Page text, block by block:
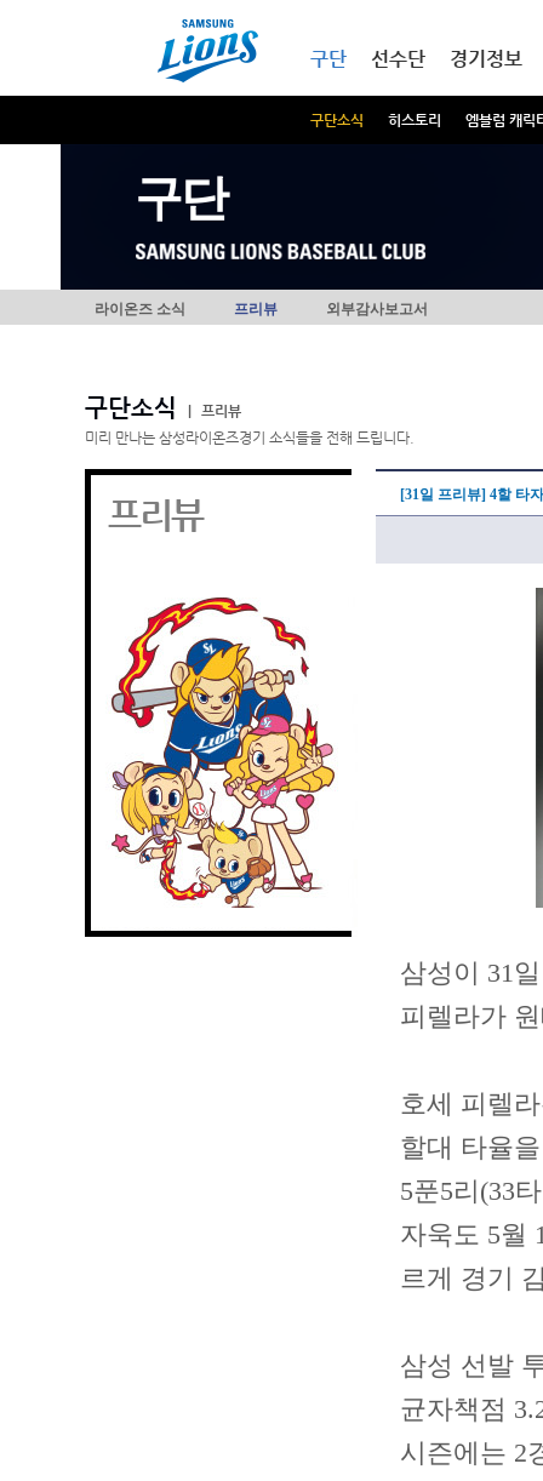
구단
구단소식 히스토리 엠블럼 캐릭
선수단 경기정보
구단
라이온즈 소식 프리뷰 외부감사보고서
구단소식
프리뷰
미리 만나는 삼성라이온즈경기 소식들을 전해 드립니다.
프리뷰 [31일 프리뷰] 4할 타
삼성이 31
피렐라가
호세 피렐
할대 타율
5푼5리(33
자욱도 5월
르게 경기
삼성 선발
균자책점
시즌에는 2